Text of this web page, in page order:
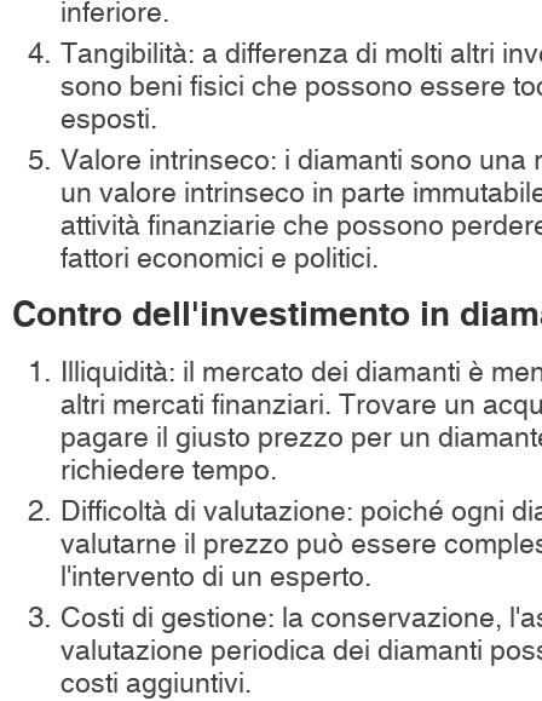
inferiore.
Tangibilità: a differenza di molti altri
sono beni fisici che possono essere
esposti.
Valore intrinseco: i diamanti sono una
un valore intrinseco in parte
attività finanziarie che possono
fattori economici e politici.
Contro dell'investimento in
Illiquidità: il mercato dei diamanti è
altri mercati finanziari. Trovare un
pagare il giusto prezzo per un
richiedere tempo.
Difficoltà di valutazione: poiché ogni
valutarne il prezzo può essere
l'intervento di un esperto.
Costi di gestione: la conservazione,
valutazione periodica dei diamanti
costi aggiuntivi.